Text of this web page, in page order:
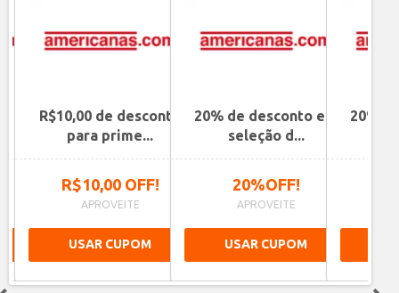
R$10,00 de desconto
para prime...
R$10,00 OFF!
APROVEITE
USAR CUPOM
20% de desconto em
seleção d...
20%OFF!
APROVEITE
USAR CUPOM
20%